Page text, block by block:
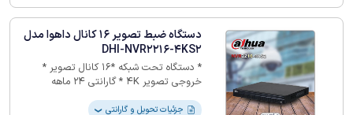
دستگاه ضبط تصویر 16 کانال داهوا مدل
DHI-NVR2216-4KS2
* دستگاه تحت شبکه *16 کانال تصویر *
خروجی تصویر 4K * گارانتی 24 ماهه
جزئیات تحویل و گارانتی ❯